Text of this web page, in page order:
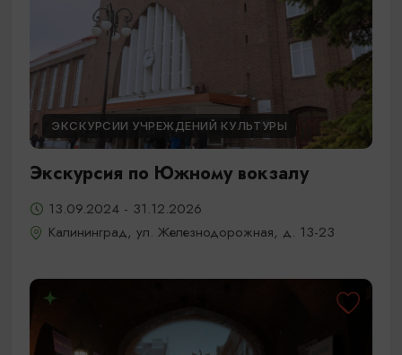
ЭКСКУРСИИ УЧРЕЖДЕНИЙ КУЛЬТУРЫ
Экскурсия по Южному вокзалу
13.09.2024 - 31.12.2026
Калининград, ул. Железнодорожная, д. 13-23